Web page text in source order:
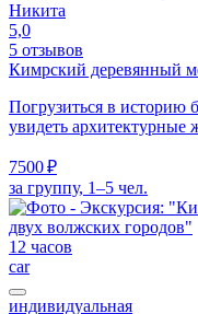
Никита
5,0
5 отзывов
Кимрский деревянный
Погрузиться в историю
увидеть
7500 ₽
за группу, 1–5 чел.
12 часов
car
индивидуальная